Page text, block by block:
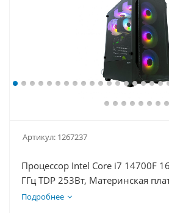
Артикул: 1267237
Процессор Intel Core i7 14700F
ГГц TDP 253Вт, Материнская
E, Видеокарта RTX 5060Ti 16Гб,
Подробнее